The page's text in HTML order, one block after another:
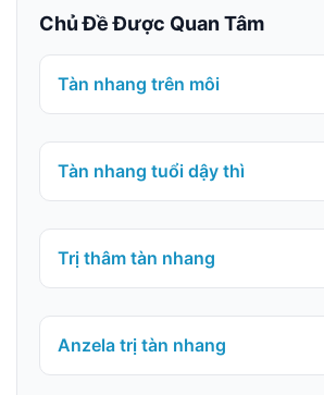
Chủ Đề Được Quan Tâm
Tàn nhang trên môi
Tàn nhang tuổi dậy thì
Trị thâm tàn nhang
Anzela trị tàn nhang